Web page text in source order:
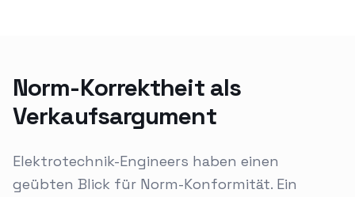
Norm-Korrektheit als
Verkaufsargument
Elektrotechnik-Engineers haben einen
geübten Blick für Norm-Konformität. Ein